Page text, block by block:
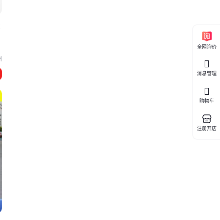
全网询价
消息管理
购物车
注册开店